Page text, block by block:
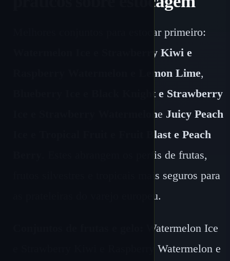
Melhores conjuntos para estocar primeiro:
Watermelon Ice e Strawberry Kiwi e
Raspberry Watermelon e Lemon Lime,
Blueberry Ice e Black Knight e Strawberry
Ice e Strawberry Watermelone Juicy Peach
Ice e Tropical Fruit e Fruit Blast e Peach
. Estes abrangem os perfis de frutas,
frutos silvestres e tropicais mais seguros para
as prateleiras do varejo europeu.
Watermelon Ice
e Strawberry Kiwi e Raspberry Watermelon e